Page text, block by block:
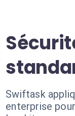
Swiftask
enterprise